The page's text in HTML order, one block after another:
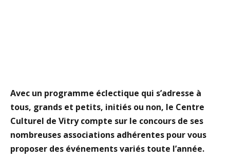
Avec un programme éclectique qui s’adresse à
tous, grands et petits, initiés ou non, le Centre
Culturel de Vitry compte sur le concours de ses
nombreuses associations adhérentes pour vous
proposer des événements variés toute l’année.